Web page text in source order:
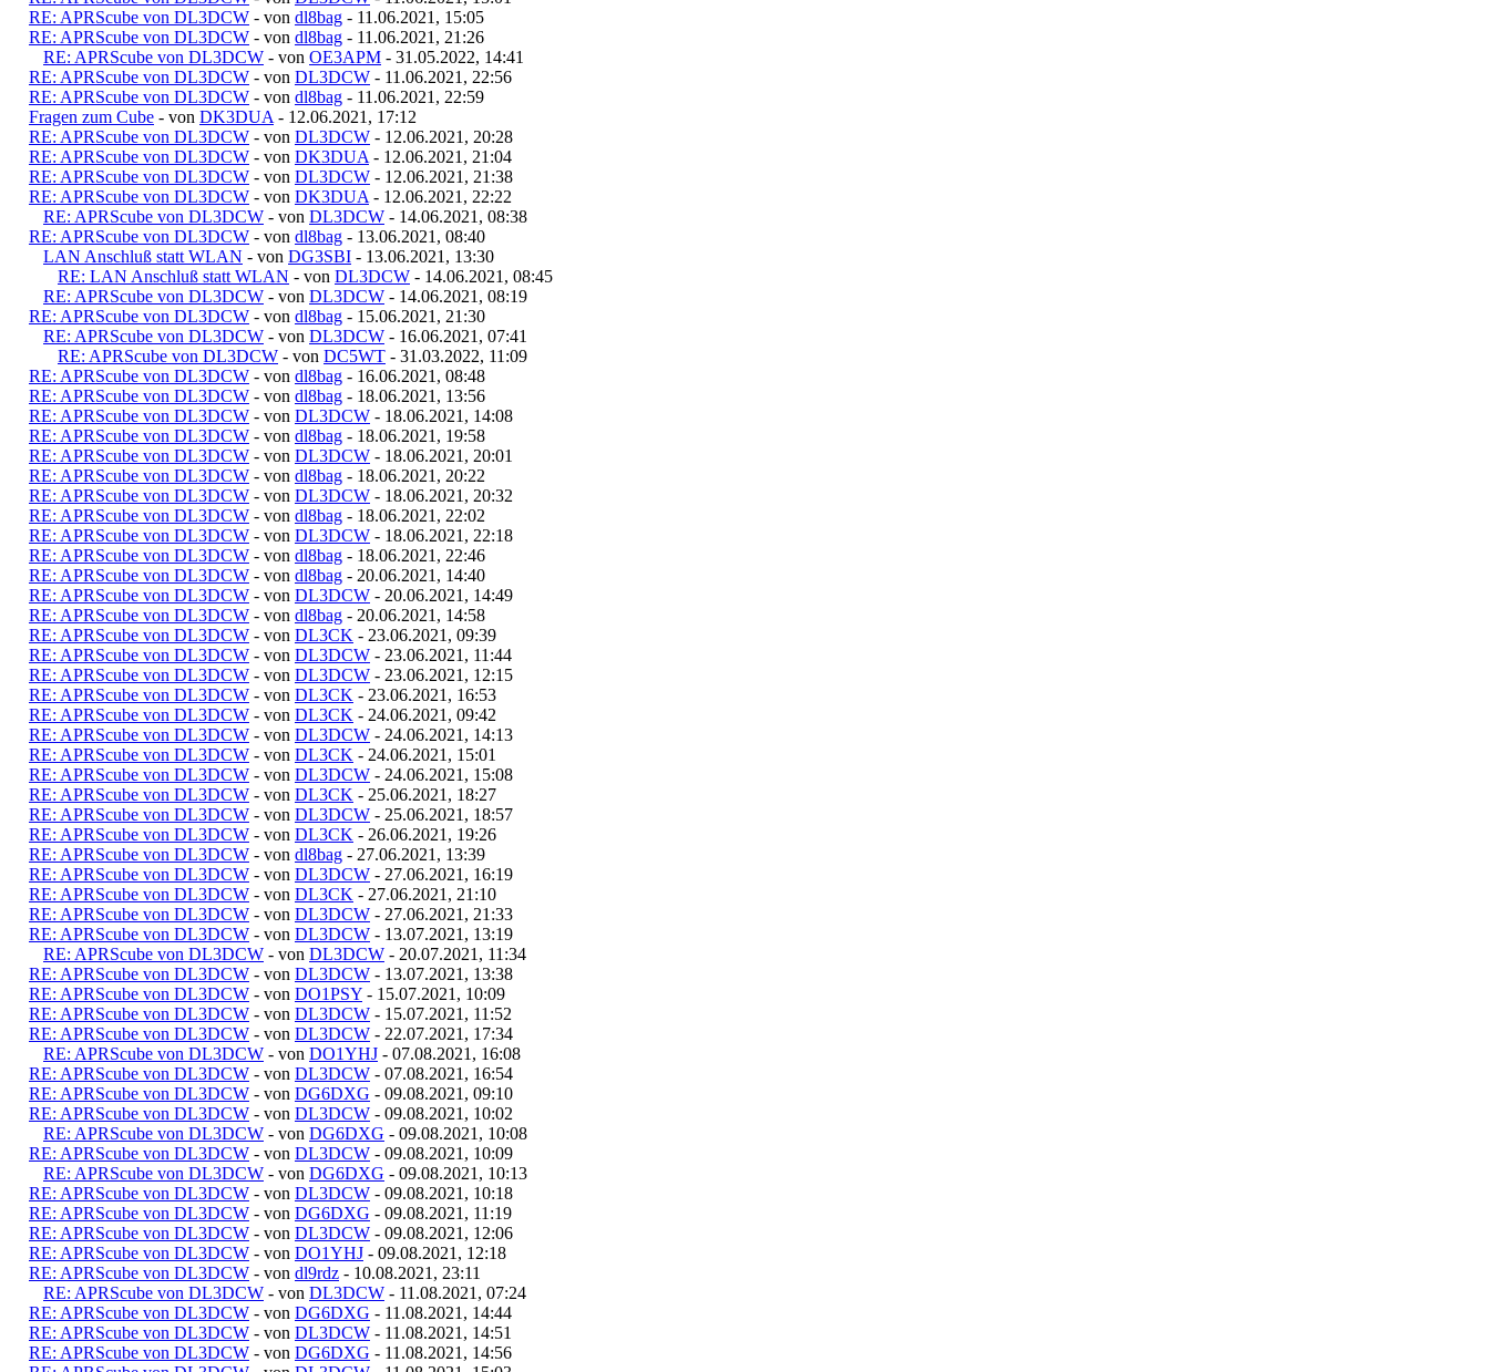
RE: APRScube von DL3DCW - von dl8bag - 11.06.2021, 15:05
RE: APRScube von DL3DCW - von dl8bag - 11.06.2021, 21:26
RE: APRScube von DL3DCW - von OE3APM - 31.05.2022, 14:41
RE: APRScube von DL3DCW - von DL3DCW - 11.06.2021, 22:56
RE: APRScube von DL3DCW - von dl8bag - 11.06.2021, 22:59
Fragen zum Cube - von DK3DUA - 12.06.2021, 17:12
RE: APRScube von DL3DCW - von DL3DCW - 12.06.2021, 20:28
RE: APRScube von DL3DCW - von DK3DUA - 12.06.2021, 21:04
RE: APRScube von DL3DCW - von DL3DCW - 12.06.2021, 21:38
RE: APRScube von DL3DCW - von DK3DUA - 12.06.2021, 22:22
RE: APRScube von DL3DCW - von DL3DCW - 14.06.2021, 08:38
RE: APRScube von DL3DCW - von dl8bag - 13.06.2021, 08:40
LAN Anschluß statt WLAN - von DG3SBI - 13.06.2021, 13:30
RE: LAN Anschluß statt WLAN - von DL3DCW - 14.06.2021, 08:45
RE: APRScube von DL3DCW - von DL3DCW - 14.06.2021, 08:19
RE: APRScube von DL3DCW - von dl8bag - 15.06.2021, 21:30
RE: APRScube von DL3DCW - von DL3DCW - 16.06.2021, 07:41
RE: APRScube von DL3DCW - von DC5WT - 31.03.2022, 11:09
RE: APRScube von DL3DCW - von dl8bag - 16.06.2021, 08:48
RE: APRScube von DL3DCW - von dl8bag - 18.06.2021, 13:56
RE: APRScube von DL3DCW - von DL3DCW - 18.06.2021, 14:08
RE: APRScube von DL3DCW - von dl8bag - 18.06.2021, 19:58
RE: APRScube von DL3DCW - von DL3DCW - 18.06.2021, 20:01
RE: APRScube von DL3DCW - von dl8bag - 18.06.2021, 20:22
RE: APRScube von DL3DCW - von DL3DCW - 18.06.2021, 20:32
RE: APRScube von DL3DCW - von dl8bag - 18.06.2021, 22:02
RE: APRScube von DL3DCW - von DL3DCW - 18.06.2021, 22:18
RE: APRScube von DL3DCW - von dl8bag - 18.06.2021, 22:46
RE: APRScube von DL3DCW - von dl8bag - 20.06.2021, 14:40
RE: APRScube von DL3DCW - von DL3DCW - 20.06.2021, 14:49
RE: APRScube von DL3DCW - von dl8bag - 20.06.2021, 14:58
RE: APRScube von DL3DCW - von DL3CK - 23.06.2021, 09:39
RE: APRScube von DL3DCW - von DL3DCW - 23.06.2021, 11:44
RE: APRScube von DL3DCW - von DL3DCW - 23.06.2021, 12:15
RE: APRScube von DL3DCW - von DL3CK - 23.06.2021, 16:53
RE: APRScube von DL3DCW - von DL3CK - 24.06.2021, 09:42
RE: APRScube von DL3DCW - von DL3DCW - 24.06.2021, 14:13
RE: APRScube von DL3DCW - von DL3CK - 24.06.2021, 15:01
RE: APRScube von DL3DCW - von DL3DCW - 24.06.2021, 15:08
RE: APRScube von DL3DCW - von DL3CK - 25.06.2021, 18:27
RE: APRScube von DL3DCW - von DL3DCW - 25.06.2021, 18:57
RE: APRScube von DL3DCW - von DL3CK - 26.06.2021, 19:26
RE: APRScube von DL3DCW - von dl8bag - 27.06.2021, 13:39
RE: APRScube von DL3DCW - von DL3DCW - 27.06.2021, 16:19
RE: APRScube von DL3DCW - von DL3CK - 27.06.2021, 21:10
RE: APRScube von DL3DCW - von DL3DCW - 27.06.2021, 21:33
RE: APRScube von DL3DCW - von DL3DCW - 13.07.2021, 13:19
RE: APRScube von DL3DCW - von DL3DCW - 20.07.2021, 11:34
RE: APRScube von DL3DCW - von DL3DCW - 13.07.2021, 13:38
RE: APRScube von DL3DCW - von DO1PSY - 15.07.2021, 10:09
RE: APRScube von DL3DCW - von DL3DCW - 15.07.2021, 11:52
RE: APRScube von DL3DCW - von DL3DCW - 22.07.2021, 17:34
RE: APRScube von DL3DCW - von DO1YHJ - 07.08.2021, 16:08
RE: APRScube von DL3DCW - von DL3DCW - 07.08.2021, 16:54
RE: APRScube von DL3DCW - von DG6DXG - 09.08.2021, 09:10
RE: APRScube von DL3DCW - von DL3DCW - 09.08.2021, 10:02
RE: APRScube von DL3DCW - von DG6DXG - 09.08.2021, 10:08
RE: APRScube von DL3DCW - von DL3DCW - 09.08.2021, 10:09
RE: APRScube von DL3DCW - von DG6DXG - 09.08.2021, 10:13
RE: APRScube von DL3DCW - von DL3DCW - 09.08.2021, 10:18
RE: APRScube von DL3DCW - von DG6DXG - 09.08.2021, 11:19
RE: APRScube von DL3DCW - von DL3DCW - 09.08.2021, 12:06
RE: APRScube von DL3DCW - von DO1YHJ - 09.08.2021, 12:18
RE: APRScube von DL3DCW - von dl9rdz - 10.08.2021, 23:11
RE: APRScube von DL3DCW - von DL3DCW - 11.08.2021, 07:24
RE: APRScube von DL3DCW - von DG6DXG - 11.08.2021, 14:44
RE: APRScube von DL3DCW - von DL3DCW - 11.08.2021, 14:51
RE: APRScube von DL3DCW - von DG6DXG - 11.08.2021, 14:56